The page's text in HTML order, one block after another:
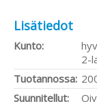
Lisätiedot
Kunto:
2-
Tuotannossa:
Suunnitellut: